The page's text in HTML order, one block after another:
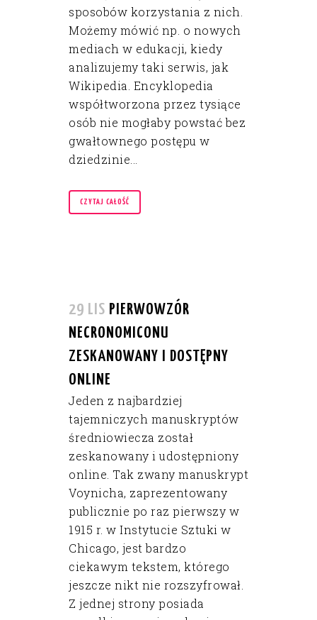
sposobów korzystania z nich.
Możemy mówić np. o nowych
mediach w edukacji, kiedy
analizujemy taki serwis, jak
Wikipedia. Encyklopedia
współtworzona przez tysiące
osób nie mogłaby powstać bez
gwałtownego postępu w
dziedzinie...
CZYTAJ CAŁOŚĆ
29 LIS PIERWOWZÓR
NECRONOMICONU
ZESKANOWANY I DOSTĘPNY
ONLINE
Jeden z najbardziej
tajemniczych manuskryptów
średniowiecza został
zeskanowany i udostępniony
online. Tak zwany manuskrypt
Voynicha, zaprezentowany
publicznie po raz pierwszy w
1915 r. w Instytucie Sztuki w
Chicago, jest bardzo
ciekawym tekstem, którego
jeszcze nikt nie rozszyfrował.
Z jednej strony posiada